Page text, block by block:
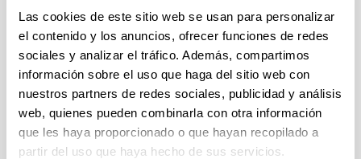
Las cookies de este sitio web se usan para personalizar
el contenido y los anuncios, ofrecer funciones de redes
sociales y analizar el tráfico. Además, compartimos
información sobre el uso que haga del sitio web con
nuestros partners de redes sociales, publicidad y análisis
web, quienes pueden combinarla con otra información
que les haya proporcionado o que hayan recopilado a
partir del uso que haya hecho de sus servicios.
Artificial “
Plazo de presentación cerrado: 31/01/2024 - 21/02/2024
13/03/2024 Propuesta de adjudicación de la beca. 26/02/24
Listado de solicitudes admitidas que pasan a fase de
Valoración. 30/01/2024-Se ha publicado la convocatoria
PROYECTOS ETORKIZUNA ERAIKIZ GIPUZKOA TALDEAN
2024